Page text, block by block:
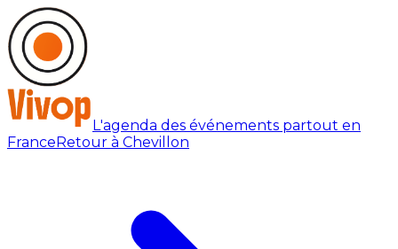
L'agenda des événements partout en
FranceRetour à Chevillon